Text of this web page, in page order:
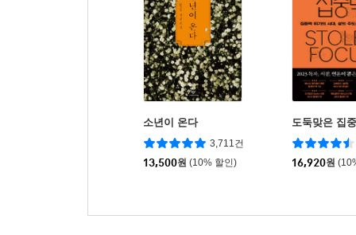
소년이 온다
3,711건
13,500원 (10% 할인)
도둑맞은 집
16,920원